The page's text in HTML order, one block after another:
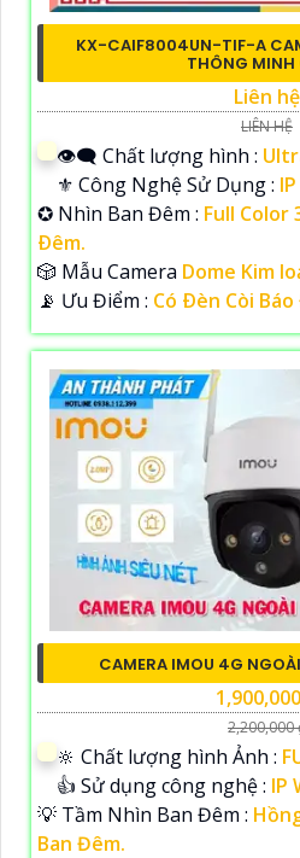
KX-CAIF8004UN-TIF-A
THÔNG MINH
Liên hệ
LIÊN HỆ
👁️‍🗨 Chất lượng hình :
⚜️ Công Nghệ Sử Dụng :
✪ Nhìn Ban Đêm : Full Color
Ðêm.
🎲 Mẫu Camera Dome Kim
️📡 Ưu Điểm : Có Ðèn Còi
CAMERA IMOU 4G
2,200,000
🔆 Chất lượng hình Ảnh :
👍 Sử dụng công nghệ : IP
💡 Tầm Nhìn Ban Đêm :
Ban Đêm.